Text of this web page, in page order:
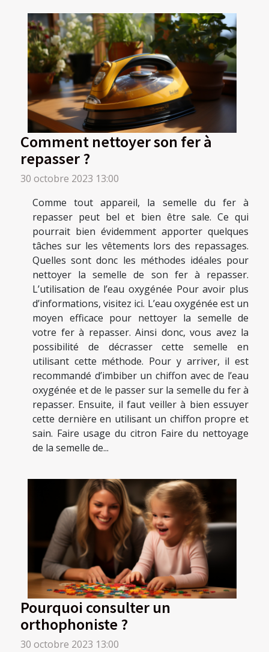
Comment nettoyer son fer à
repasser ?
30 octobre 2023 13:00
Comme tout appareil, la semelle du fer à
repasser peut bel et bien être sale. Ce qui
pourrait bien évidemment apporter quelques
tâches sur les vêtements lors des repassages.
Quelles sont donc les méthodes idéales pour
nettoyer la semelle de son fer à repasser.
L’utilisation de l’eau oxygénée Pour avoir plus
d’informations, visitez ici. L’eau oxygénée est un
moyen efficace pour nettoyer la semelle de
votre fer à repasser. Ainsi donc, vous avez la
possibilité de décrasser cette semelle en
utilisant cette méthode. Pour y arriver, il est
recommandé d’imbiber un chiffon avec de l’eau
oxygénée et de le passer sur la semelle du fer à
repasser. Ensuite, il faut veiller à bien essuyer
cette dernière en utilisant un chiffon propre et
sain. Faire usage du citron Faire du nettoyage
de la semelle de...
Pourquoi consulter un
orthophoniste ?
30 octobre 2023 13:00